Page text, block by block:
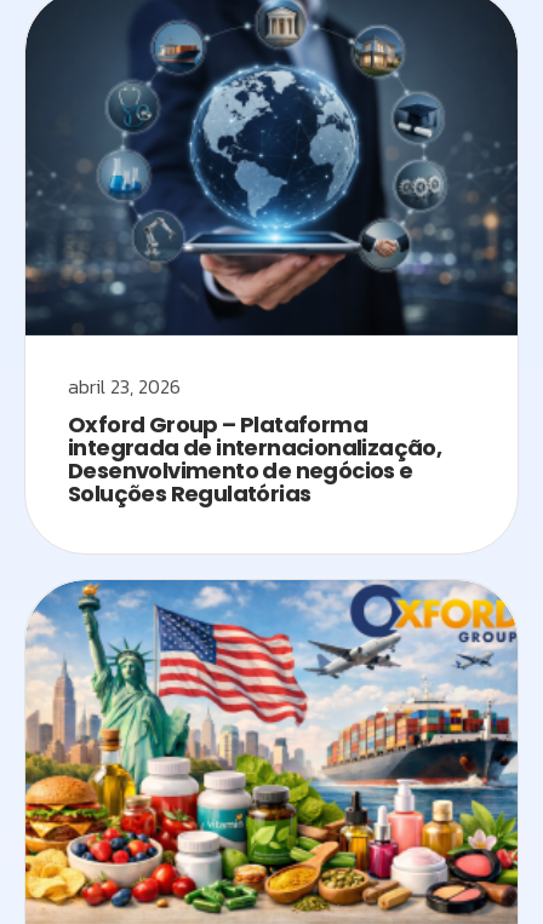
abril 23, 2026
Oxford Group – Plataforma
integrada de internacionalização,
Desenvolvimento de negócios e
Soluções Regulatórias